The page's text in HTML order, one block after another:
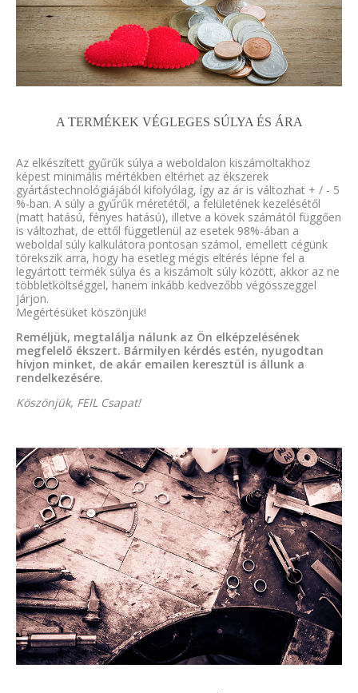
A TERMÉKEK VÉGLEGES SÚLYA ÉS ÁRA
Az elkészített gyűrűk súlya a weboldalon kiszámoltakhoz
képest minimális mértékben eltérhet az ékszerek
gyártástechnológiájából kifolyólag, így az ár is változhat + / - 5
%-ban. A súly a gyűrűk méretétől, a felületének kezelésétől
(matt hatású, fényes hatású), illetve a kövek számától függően
is változhat, de ettől függetlenül az esetek 98%-ában a
weboldal súly kalkulátora pontosan számol, emellett cégünk
törekszik arra, hogy ha esetleg mégis eltérés lépne fel a
legyártott termék súlya és a kiszámolt súly között, akkor az ne
többletköltséggel, hanem inkább kedvezőbb végösszeggel
járjon.
Megértésüket köszönjük!
Reméljük, megtalálja nálunk az Ön elképzelésének
megfelelő ékszert. Bármilyen kérdés estén, nyugodtan
hívjon minket, de akár emailen keresztül is állunk a
rendelkezésére.
Köszönjük, FEIL Csapat!